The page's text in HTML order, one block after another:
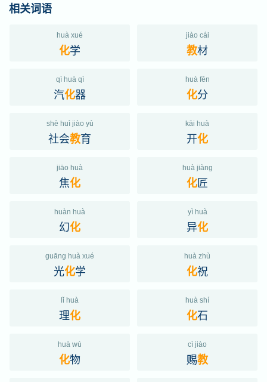
相关词语
huà xué
化学
jiào cái
教材
qì huà qì
汽化器
huà fēn
化分
shè huì jiào yù
社会教育
kāi huà
开化
jiāo huà
焦化
huà jiàng
化匠
huàn huà
幻化
yì huà
异化
guāng huà xué
光化学
huà zhù
化祝
lǐ huà
理化
huà shí
化石
huà wù
化物
cì jiào
赐教